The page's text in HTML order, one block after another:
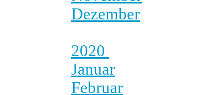
Dezember
2020
Januar
Februar